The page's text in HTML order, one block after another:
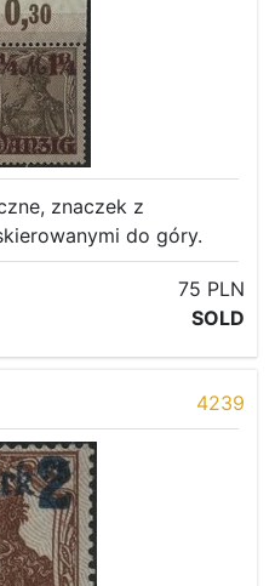
znaczek z
do góry.
75 PLN
SOLD
4239